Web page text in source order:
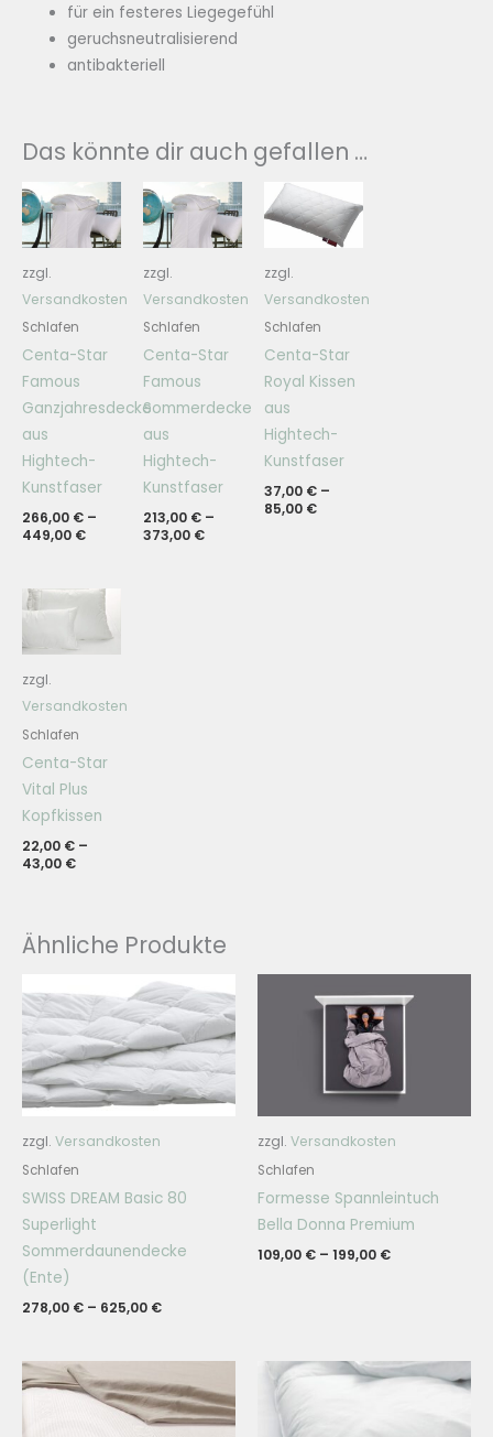
für ein festeres Liegegefühl
geruchsneutralisierend
antibakteriell
Das könnte dir auch gefallen …
zzgl.
Versandkosten
Schlafen
Centa-Star
Famous
Ganzjahresdecke
aus
Hightech-
Kunstfaser
266,00 € –
449,00 €
zzgl.
Versandkosten
Schlafen
Centa-Star
Famous
Sommerdecke
aus
Hightech-
Kunstfaser
213,00 €–
373,00 €
zzgl.
Versandkosten
Schlafen
Centa-Star
Royal Kissen
aus
Hightech-
Kunstfaser
37,00 €–
85,00 €
zzgl.
Versandkosten
Schlafen
Centa-Star
Vital Plus
Kopfkissen
22,00 € –
43,00 €
Ähnliche Produkte
zzgl. Versandkosten
Schlafen
SWISS DREAM Basic 80
Superlight
Sommerdaunendecke
(Ente)
278,00 € – 625,00 €
zzgl. Versandkosten
Schlafen
Formesse Spannleintuch
Bella Donna Premium
109,00 € – 199,00 €